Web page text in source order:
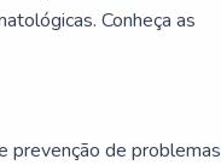
Conheça as
prevenção de problemas